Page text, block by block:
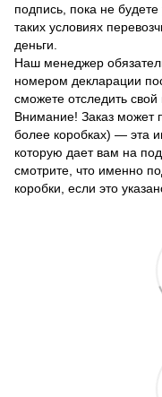
подпись, пока не
таких условиях
деньги.
Наш менеджер
номером декларации
сможете отследить свой
Внимание! Заказ может
более коробках) — эта
которую дает вам на
смотрите, что именно
коробки, если это